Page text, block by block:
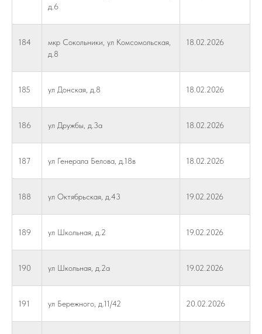
д.6
184
мкр Сокольники, ул Комсомольская,
д.8
18.02.2026
185 ул Донская, д.8 18.02.2026
186 ул Дружбы, д.3а 18.02.2026
187 ул Генерала Белова, д.18в 18.02.2026
188 ул Октябрьская, д.43 19.02.2026
189 ул Школьная, д.2 19.02.2026
190 ул Школьная, д.2а 19.02.2026
191 ул Бережного, д.11/42 20.02.2026